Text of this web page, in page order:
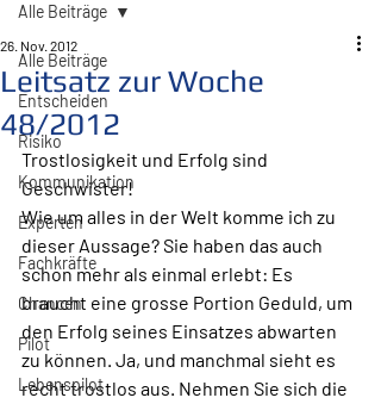
Alle Beiträge
Entscheiden
Risiko
Kommunikation
Experten
Fachkräfte
Chancen
Pilot
Lebenspilot
Alle Beiträge
Leitsatz zur Woche
48/2012
26. Nov. 2012
Trostlosigkeit und Erfolg sind
Geschwister!
Wie um alles in der Welt komme ich zu
dieser Aussage? Sie haben das auch
schon mehr als einmal erlebt: Es
braucht eine grosse Portion Geduld, um
den Erfolg seines Einsatzes abwarten
zu können. Ja, und manchmal sieht es
recht trostlos aus. Nehmen Sie sich die